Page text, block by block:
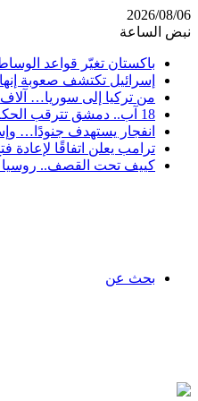
2026/08/06
نبض الساعة
باكستان تغيّر قواعد
إسرائيل تكتشف صعوبة
من تركيا إلى سوريا…
18 آب.. دمشق تترقب الحكم في قضية وسيم الأسد
انفجار يستهدف جنودًا…
ترامب يعلن اتفاقًا لإعادة
كييف تحت القصف.. روسيا
بحث عن